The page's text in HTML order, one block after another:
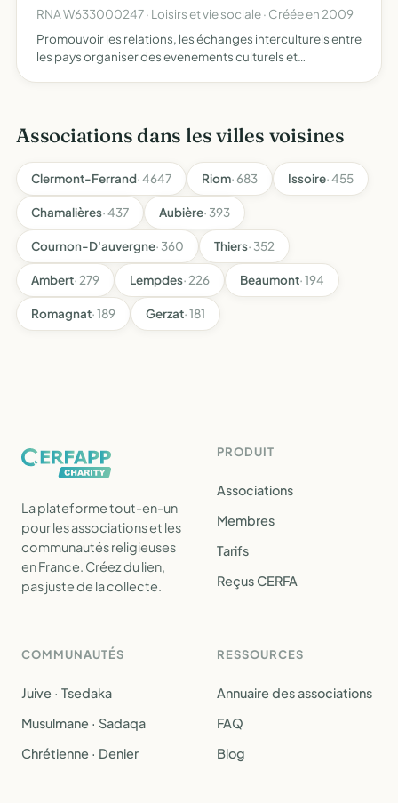
RNA W633000247 · Loisirs et vie sociale · Créée en 2009
Promouvoir les relations, les échanges interculturels entre
les pays organiser des evenements culturels et
Associations dans les villes voisines
Clermont-Ferrand· 4647 Riom· 683 Issoire· 455
Chamalières· 437 Aubière· 393
Cournon-D'auvergne· 360 Thiers· 352
Ambert· 279 Lempdes· 226 Beaumont· 194
Romagnat· 189 Gerzat· 181
La plateforme tout-en-un
pour les associations et les
communautés religieuses
en France. Créez du lien,
pas juste de la collecte.
PRODUIT
Associations
Membres
Tarifs
Reçus CERFA
COMMUNAUTÉS
Juive · Tsedaka
Musulmane · Sadaqa
Chrétienne · Denier
RESSOURCES
Annuaire des associations
FAQ
Blog